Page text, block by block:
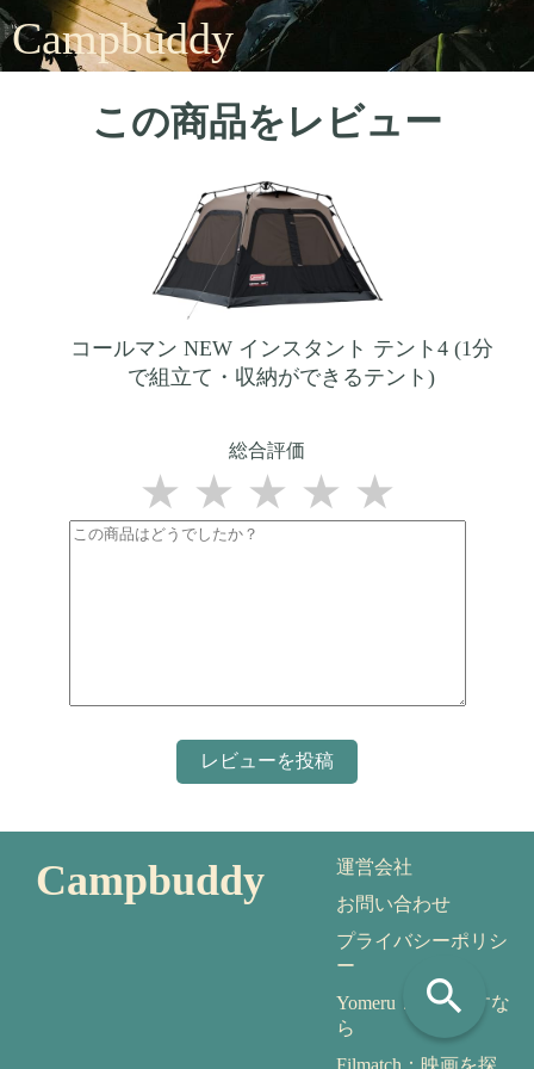
Campbuddy
この商品をレビュー
コールマン NEW インスタント テント4 (1分
で組立て・収納ができるテント)
総合評価
★
★
★
★
★
search
Campbuddy
運営会社
お問い合わせ
プライバシーポリシ
ー
Yomeru：本を探すな
ら